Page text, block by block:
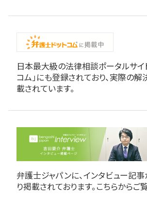
日本最大級の法律相談ポータルサイ
コム」にも登録されており、実際の
載されています。
弁護士ジャパンに、インタビュー記
り掲載されております。こちらからご